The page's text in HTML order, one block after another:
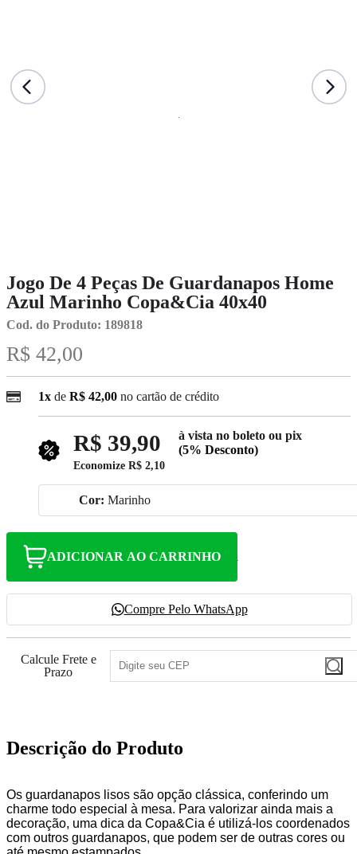
Jogo De 4 Peças De Guardanapos Home
Azul Marinho Copa&Cia 40x40
Cod. do Produto: 189818
R$ 42,00
1x de R$ 42,00 no cartão de crédito
R$ 39,90
à vista no boleto ou pix
(5% Desconto)
Economize R$ 2,10
Cor: Marinho
ADICIONAR AO CARRINHO
Compre Pelo WhatsApp
Calcule Frete e
Prazo
Descrição do Produto
Os guardanapos lisos são opção clássica, conferindo um
charme todo especial à mesa. Para valorizar ainda mais a
decoração, uma dica da Copa&Cia é utilizá-los coordenados
com outros guardanapos, que podem ser de outras cores ou